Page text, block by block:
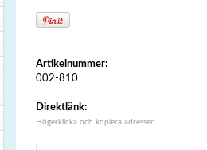
Artikelnummer:
002-810
Direktlänk:
Högerklicka och kopiera adressen